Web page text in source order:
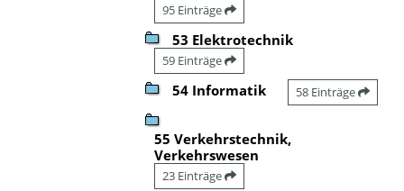
95 Einträge
53 Elektrotechnik
59 Einträge
54 Informatik 58 Einträge
55 Verkehrstechnik,
Verkehrswesen
23 Einträge